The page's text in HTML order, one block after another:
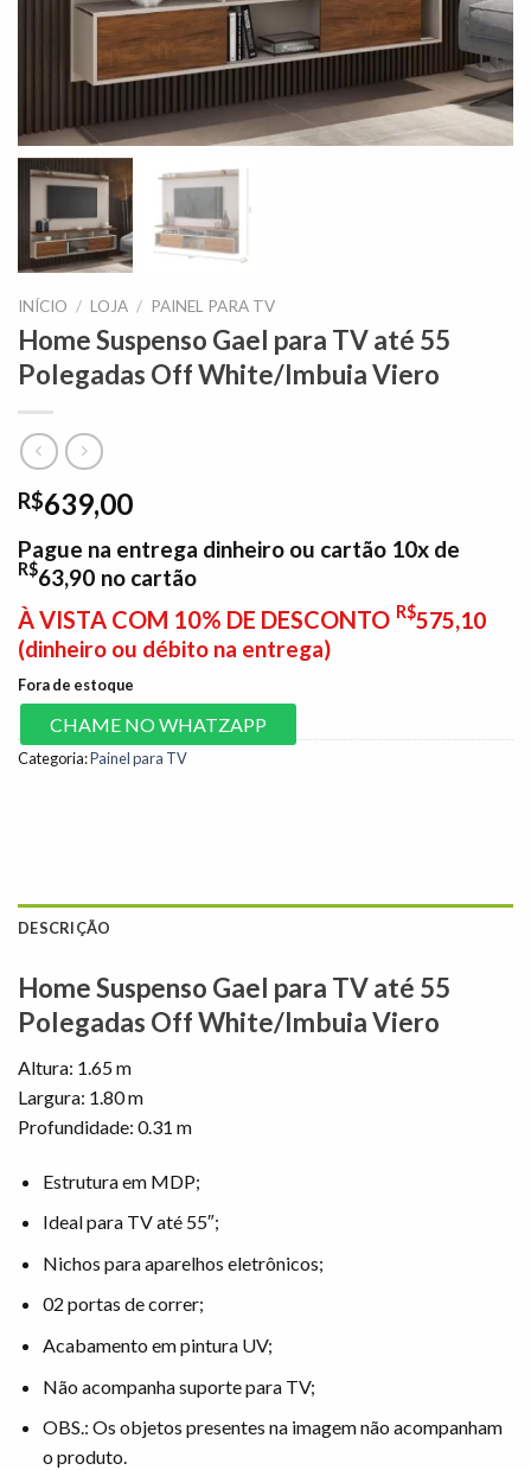
INÍCIO / LOJA / PAINEL PARA TV
Home Suspenso Gael para TV até 55
Polegadas Off White/Imbuia Viero
R$639,00
Pague na entrega dinheiro ou cartão 10x de
R$63,90 no cartão
À VISTA COM 10% DE DESCONTO R$575,10
(dinheiro ou débito na entrega)
Fora de estoque
CHAME NO WHATZAPP
Categoria:Painel para TV
DESCRIÇÃO
Home Suspenso Gael para TV até 55
Polegadas Off White/Imbuia Viero
Altura: 1.65 m
Largura: 1.80 m
Profundidade: 0.31 m
Estrutura em MDP;
Ideal para TV até 55″;
Nichos para aparelhos eletrônicos;
02 portas de correr;
Acabamento em pintura UV;
Não acompanha suporte para TV;
OBS.: Os objetos presentes na imagem não acompanham
o produto.